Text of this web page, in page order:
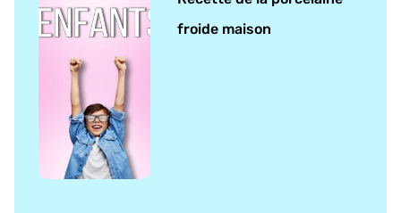
froide maison